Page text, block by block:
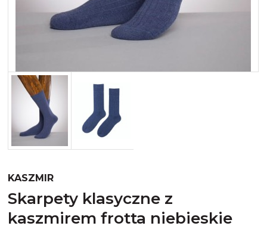
KASZMIR
skarpety klasyczne z
kaszmirem frotta niebieskie
Bawełna egipska maco